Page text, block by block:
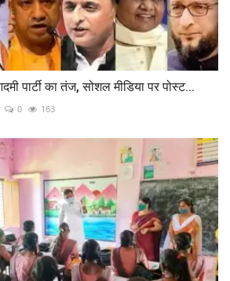
पार्टी का तंज, सोशल मीडिया पर पोस्ट...
0 163